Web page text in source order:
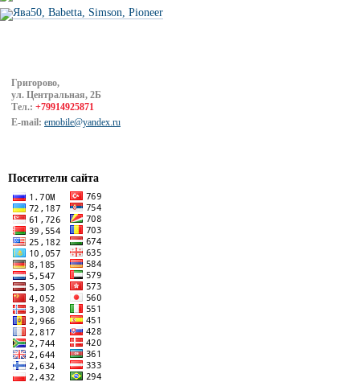
Ява50, Babetta, Simson, Pioneer
Григорово,
ул. Центральная, 2Б
Тел.: +79914925871
E-mail: emobile@yandex.ru
Посетители сайта